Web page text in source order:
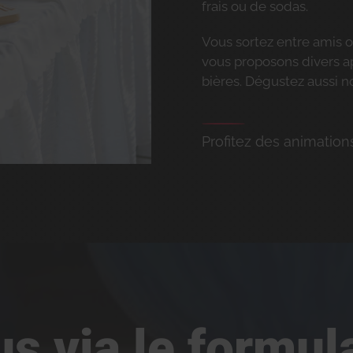
frais ou de sodas.
Vous sortez entre amis
vous proposons divers
bières. Dégustez aussi
Profitez des